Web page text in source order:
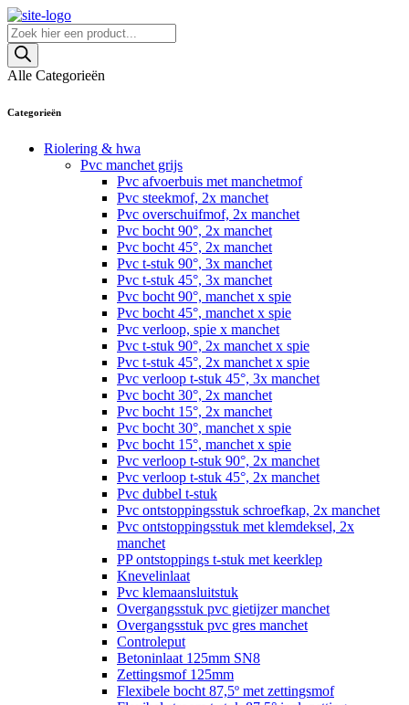
Skip
to
content
Producten
zoeken
Alle Categorieën
Categorieën
Riolering & hwa
Pvc manchet grijs
Pvc afvoerbuis met manchetmof
Pvc steekmof, 2x manchet
Pvc overschuifmof, 2x manchet
Pvc bocht 90°, 2x manchet
Pvc bocht 45°, 2x manchet
Pvc t-stuk 90°, 3x manchet
Pvc t-stuk 45°, 3x manchet
Pvc bocht 90°, manchet x spie
Pvc bocht 45°, manchet x spie
Pvc verloop, spie x manchet
Pvc t-stuk 90°, 2x manchet x spie
Pvc t-stuk 45°, 2x manchet x spie
Pvc verloop t-stuk 45°, 3x manchet
Pvc bocht 30°, 2x manchet
Pvc bocht 15°, 2x manchet
Pvc bocht 30°, manchet x spie
Pvc bocht 15°, manchet x spie
Pvc verloop t-stuk 90°, 2x manchet
Pvc verloop t-stuk 45°, 2x manchet
Pvc dubbel t-stuk
Pvc ontstoppingsstuk schroefkap, 2x manchet
Pvc ontstoppingsstuk met klemdeksel, 2x
manchet
PP ontstoppings t-stuk met keerklep
Knevelinlaat
Pvc klemaansluitstuk
Overgangsstuk pvc gietijzer manchet
Overgangsstuk pvc gres manchet
Controleput
Betoninlaat 125mm SN8
Zettingsmof 125mm
Flexibele bocht 87,5º met zettingsmof